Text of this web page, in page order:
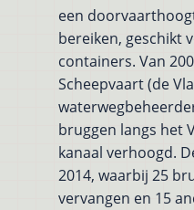
een
bereiken, geschikt
containers. Van
Scheepvaart (de
bruggen langs het
kanaal verhoogd.
2014, waarbij 25
vervangen en 15